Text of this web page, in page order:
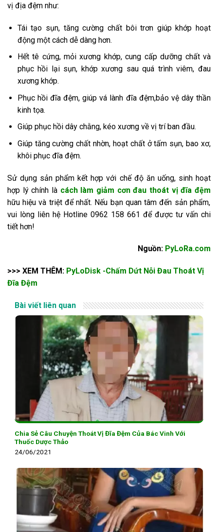
vị địa đệm như:
Tái tạo sụn, tăng cường chất bôi trơn giúp khớp hoạt
động một cách dễ dàng hơn.
Hết tê cứng, mỏi xương khớp, cung cấp dưỡng chất và
phục hồi lại sụn, khớp xương sau quá trình viêm, đau
xương khớp.
Phục hồi đĩa đệm, giúp vá lành đĩa đệm,bảo vệ dây thần
kinh tọa.
Giúp phục hồi dây chằng, kéo xương về vị trí ban đầu.
Giúp tăng cường chất nhờn, hoạt chất ở tấm sụn, bao xơ,
khôi phục đĩa đệm.
Sử dụng sản phẩm kết hợp với chế độ ăn uống, sinh hoạt
hợp lý chính là cách làm giảm cơn đau thoát vị đĩa đệm
hữu hiệu và triệt để nhất. Nếu bạn quan tâm đến sản phẩm,
vui lòng liên hệ Hotline 0962 158 661 để được tư vấn chi
tiết hơn!
Nguồn: PyLoRa.com
>>> XEM THÊM: PyLoDisk -Chấm Dứt Nỗi Đau Thoát Vị
Đĩa Đệm
Bài viết liên quan
Chia Sẻ Câu Chuyện Thoát Vị Đĩa Đệm Của Bác Vinh Với
Thuốc Dược Thảo
24/06/2021